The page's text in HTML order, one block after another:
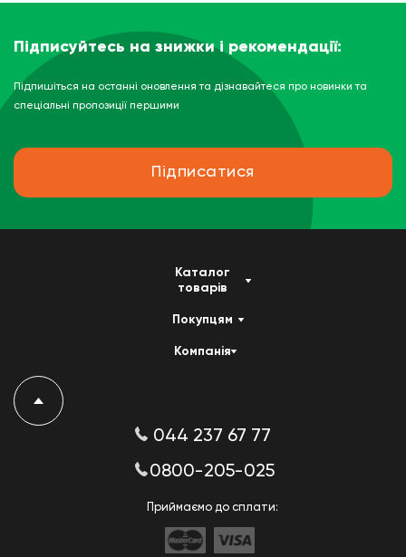
Підписуйтесь на знижки і рекомендації:
Підпишіться на останні оновлення та дізнавайтеся про новинки та
спеціальні пропозиції першими
Підписатися
Каталог
товарів
Покупцям
Компанія
044 237 67 77
0800-205-025
Приймаємо до сплати: